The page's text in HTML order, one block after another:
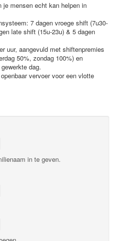
je mensen echt kan helpen in
7 dagen vroege shift (7u30-
late shift (15u-23u) & 5 dagen
uur, aangevuld met shiftenpremies
50%, zondag 100%) en
dag.
vervoer voor een vlotte
in te geven.